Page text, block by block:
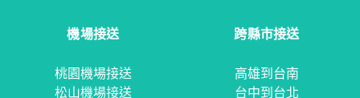
機場接送
桃園機場接送
松山機場接送
跨縣市接送
高雄到台南
台中到台北